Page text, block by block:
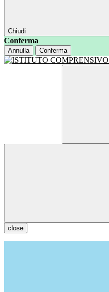
Chiudi
Conferma
Annulla Conferma
close